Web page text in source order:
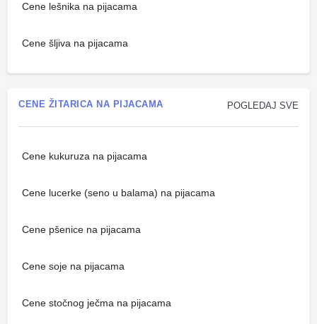
Cene lešnika na pijacama
Cene šljiva na pijacama
POGLEDAJ SVE
CENE ŽITARICA NA PIJACAMA
Cene kukuruza na pijacama
Cene lucerke (seno u balama) na pijacama
Cene pšenice na pijacama
Cene soje na pijacama
Cene stočnog ječma na pijacama